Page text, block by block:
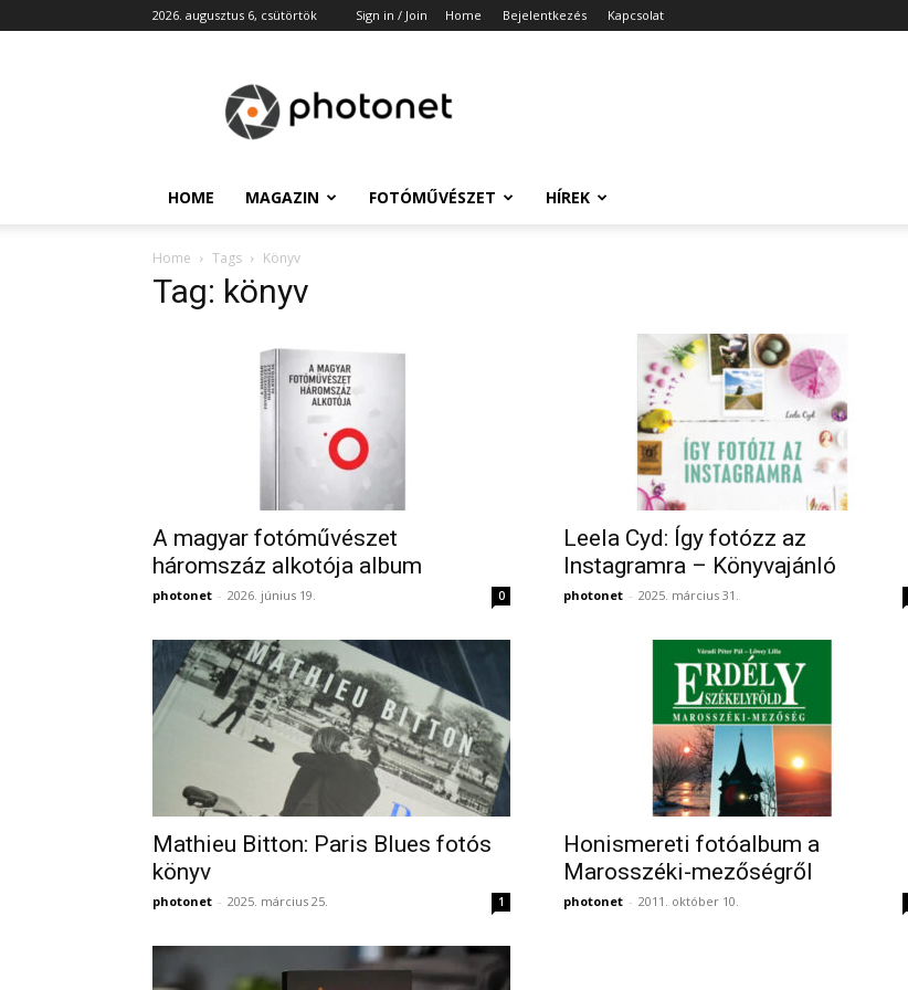
2026. augusztus 6, csütörtök Sign in / Join Home Bejelentkezés Kapcsolat
HOME MAGAZIN FOTÓMŰVÉSZET HÍREK
Home Tags Könyv
Tag: könyv
A magyar fotóművészet
háromszáz alkotója album
photonet - 2026. június 19. 0
Leela Cyd: Így fotózz az
Instagramra – Könyvajánló
photonet - 2025. március 31.
Mathieu Bitton: Paris Blues fotós
könyv
photonet - 2025. március 25. 1
Honismereti fotóalbum a
Marosszéki-mezőségről
photonet - 2011. október 10.